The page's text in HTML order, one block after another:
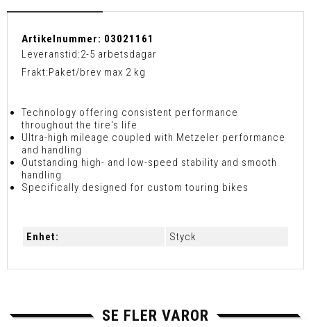
Artikelnummer: 03021161
Leveranstid:2-5 arbetsdagar
Frakt:Paket/brev max 2 kg
Technology offering consistent performance
throughout the tire's life
Ultra-high mileage coupled with Metzeler performance
and handling
Outstanding high- and low-speed stability and smooth
handling
Specifically designed for custom touring bikes
Enhet: Styck
SE FLER VAROR